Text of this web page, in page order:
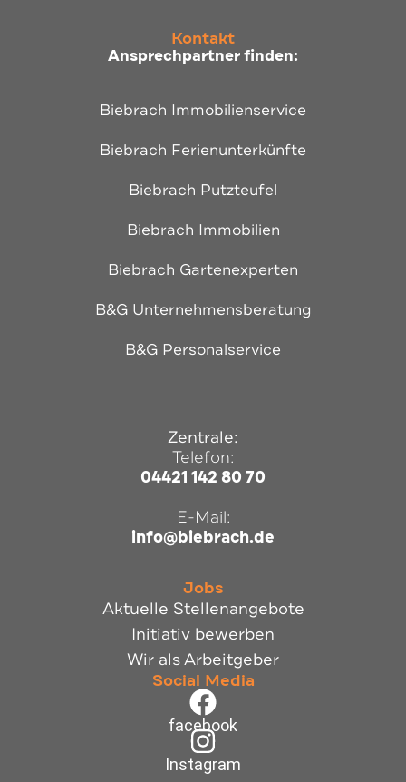
Kontakt
Ansprechpartner finden:
Biebrach Immobilienservice
Biebrach Ferienunterkünfte
Biebrach Putzteufel
Biebrach Immobilien
Biebrach Gartenexperten
B&G Unternehmensberatung
B&G Personalservice
Zentrale:
Telefon:
04421 142 80 70
E-Mail:
info@biebrach.de
Jobs
Aktuelle Stellenangebote
Initiativ bewerben
Wir als Arbeitgeber
Social Media
facebook
Instagram